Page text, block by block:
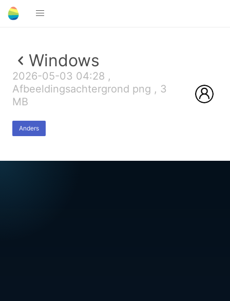
Windows
2026-05-03 04:28 ,
Afbeeldingsachtergrond png , 3
MB
Anders